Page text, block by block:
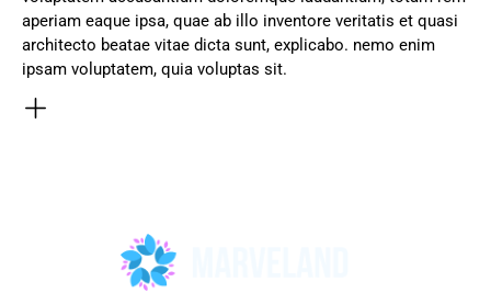
aperiam eaque ipsa, quae ab illo inventore veritatis et quasi
architecto beatae vitae dicta sunt, explicabo. nemo enim
ipsam voluptatem, quia voluptas sit.